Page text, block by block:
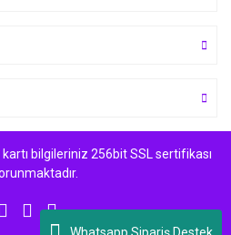
Whatsapp Sipariş Destek
kartı bilgileriniz 256bit SSL sertifikası